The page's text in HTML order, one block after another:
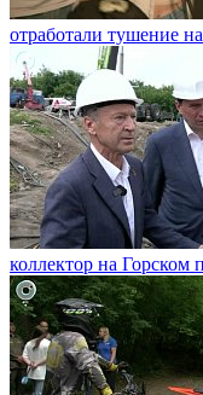
отработали тушение
коллектор на Горском